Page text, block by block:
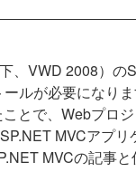
、VWD 2008）の
ルが必要になり
とで、Webプロ
MVCアプ
MVCの記事